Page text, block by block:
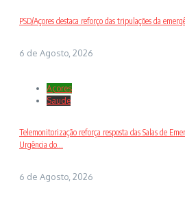
PSD/Açores destaca reforço das tripulações da
6 de Agosto, 2026
Açores
Saude
Telemonitorização reforça resposta das Salas de
Urgência do...
6 de Agosto, 2026